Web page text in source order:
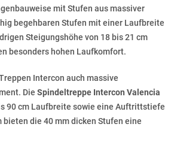
mit Stufen aus massiver
begehbaren Stufen mit einer Laufbreite
Steigungshöhe von 18 bis 21 cm
besonders hohen Laufkomfort.
Intercon auch massive
Die Spindeltreppe Intercon Valencia
90 cm Laufbreite sowie eine Auftrittstiefe
bieten die 40 mm dicken Stufen eine